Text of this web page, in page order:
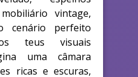
vintage,
cenário perfeito
teus visuais
uma câmara
ricas e escuras,